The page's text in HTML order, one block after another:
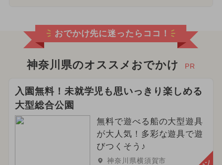
おでかけ先に迷ったらココ！
神奈川県のオススメおでかけ PR
入園無料！未就学児も思いっきり楽しめる
大型総合公園
無料で遊べる船の大型遊具
が大人気！多彩な遊具で遊
びつくそう♪
神奈川県横須賀市